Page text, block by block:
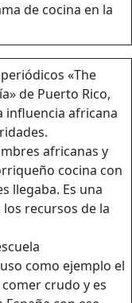
de cocina en la
«The
de Puerto Rico,
influencia africana
africanas y
cocina con
llegaba. Es una
recursos de la
como ejemplo el
crudo y es